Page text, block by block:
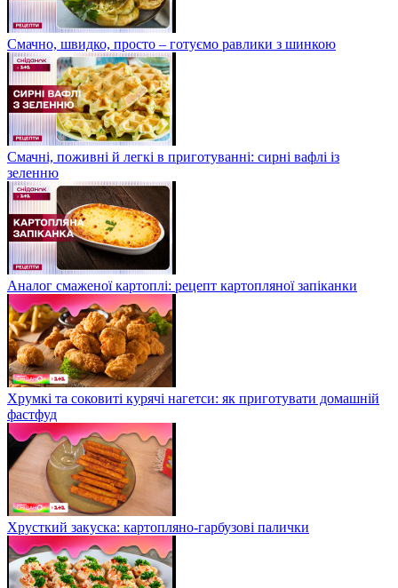
Смачно, швидко, просто – готуємо равлики з шинкою
Смачні, поживні й легкі в приготуванні: сирні вафлі із
зеленню
Аналог смаженої картоплі: рецепт картопляної запіканки
Хрумкі та соковиті курячі нагетси: як приготувати домашній
фастфуд
Хрусткий закуска: картопляно-гарбузові палички